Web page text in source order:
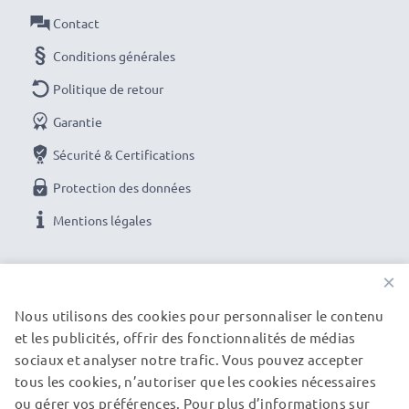
✔ Filtre de protection / verre de protection devant
l'objectif
✔ Empêche les chocs, les gouttes, la pluie, la
poussière ou les éclats de pierre d'endommager la
Notez la compatibilité
✔ Comparez la désignation de votre objectif avec nos
✔ Ce jeu de filtres s'adapte à tous les objectifs
Filtre de protection UV CELLONIC
Couleur : filtre photo de couleur neutre, verre
transparent
Contact
Conditions générales
Politique de retour
Garantie
Sécurité & Certifications
Protection des données
Mentions légales
NOS PARTENAIRES DE LIVRAISON
×
Nous utilisons des cookies pour personnaliser le contenu
et les publicités, offrir des fonctionnalités de médias
sociaux et analyser notre trafic. Vous pouvez accepter
tous les cookies, n’autoriser que les cookies nécessaires
ou gérer vos préférences. Pour plus d’informations sur